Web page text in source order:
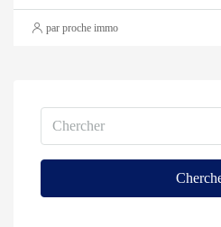
par proche immo